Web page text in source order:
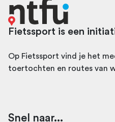
Fietssport is een
Op Fietssport vind je het
toertochten en routes van
Snel naar...